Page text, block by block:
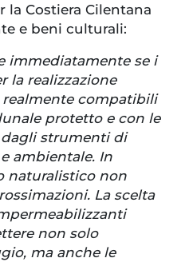
la Costiera Cilentana
e beni culturali:
immediatamente se i
la realizzazione
realmente compatibili
protetto e con le
strumenti di
ambientale. In
naturalistico non
La scelta
non solo
ma anche le